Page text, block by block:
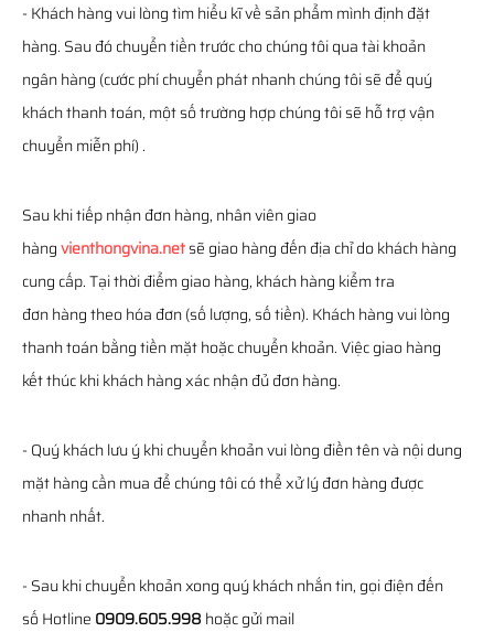
- Khách hàng vui lòng tìm hiểu kĩ về sản phẩm mình định đặt
hàng. Sau đó chuyển tiền trước cho chúng tôi qua tài khoản
ngân hàng (cước phí chuyển phát nhanh chúng tôi sẽ để quý
khách thanh toán, một số trường hợp chúng tôi sẽ hỗ trợ vận
chuyển miễn phí) .
Sau khi tiếp nhận đơn hàng, nhân viên giao
hàngvienthongvina.netsẽ giao hàng đến địa chỉ do khách hàng
cung cấp. Tại thời điểm giao hàng, khách hàng kiểm tra
đơn hàng theo hóa đơn (số lượng, số tiền). Khách hàng vui lòng
thanh toán bằng tiền mặt hoặc chuyển khoản. Việc giao hàng
kết thúc khi khách hàng xác nhận đủ đơn hàng.
- Quý khách lưu ý khi chuyển khoản vui lòng điền tên và nội dung
mặt hàng cần mua để chúng tôi có thể xử lý đơn hàng được
nhanh nhất.
- Sau khi chuyển khoản xong quý khách nhắn tin, gọi điện đến
số Hotline 0909.605.998 hoặc gửi mail